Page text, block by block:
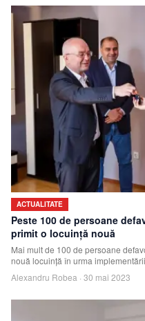
ACTUALITATE
Peste 100 de persoane
primit o locuință nouă
Mai mult de 100 de persoane
nouă locuință în urma
Alexandru Robea · 30 mai 2023